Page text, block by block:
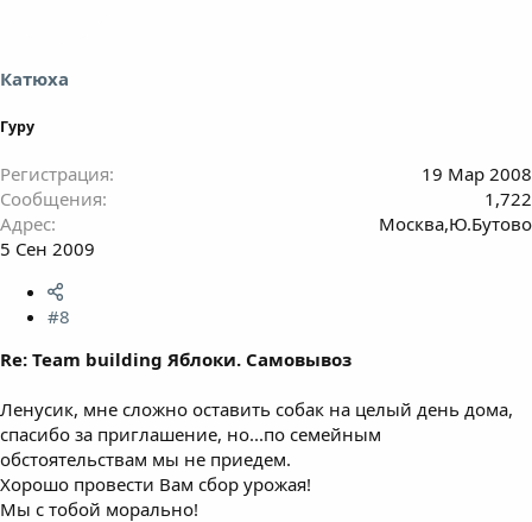
Катюха
Гуру
Регистрация
19 Мар 2008
Сообщения
1,722
Адрес
Москва,Ю.Бутово
5 Сен 2009
#8
Re: Team building Яблоки. Самовывоз
Ленусик, мне сложно оставить собак на целый день дома,
спасибо за приглашение, но...по семейным
обстоятельствам мы не приедем.
Хорошо провести Вам сбор урожая!
Мы с тобой морально!